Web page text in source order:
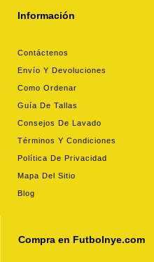
Información
Contáctenos
Envío Y Devoluciones
Como Ordenar
Guía De Tallas
Consejos De Lavado
Términos Y Condiciones
Política De Privacidad
Mapa Del Sitio
Blog
Compra en Futbolnye.com